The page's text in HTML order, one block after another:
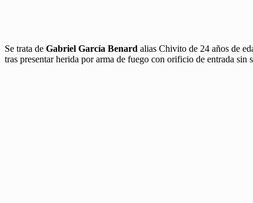
Se trata de Gabriel García Benard alias Chivito de 24 años de
tras presentar herida por arma de fuego con orificio de entrada